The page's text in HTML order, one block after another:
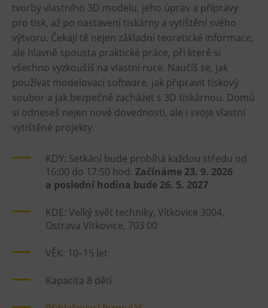
tvorby vlastního 3D modelu, jeho úprav a přípravy
pro tisk, až po nastavení tiskárny a vytištění svého
výtvoru. Čekají tě nejen základní teoretické informace,
ale hlavně spousta praktické práce, při které si
všechno vyzkoušíš na vlastní ruce. Naučíš se, jak
používat modelovací software, jak připravit tiskový
soubor a jak bezpečně zacházet s 3D tiskárnou. Domů
si odneseš nejen nové dovednosti, ale i svoje vlastní
vytištěné projekty.
KDY: Setkání bude probíhá každou středu od
16:00 do 17:50 hod. Začínáme 23. 9. 2026
a poslední hodina bude 26. 5. 2027
KDE: Velký svět techniky, Vítkovice 3004,
Ostrava Vítkovice, 703 00
VĚK: 10–15 let
Kapacita 8 dětí